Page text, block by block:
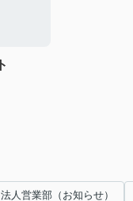
法人営業部（お知らせ）